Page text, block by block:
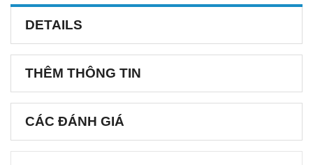
DETAILS
THÊM THÔNG TIN
CÁC ĐÁNH GIÁ